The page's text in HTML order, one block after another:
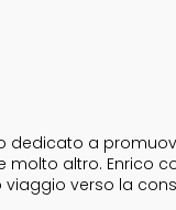
a
altro.
verso la